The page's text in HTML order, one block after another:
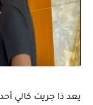
يعد ذا جريت كالي